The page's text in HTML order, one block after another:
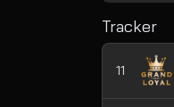
Tracker
11